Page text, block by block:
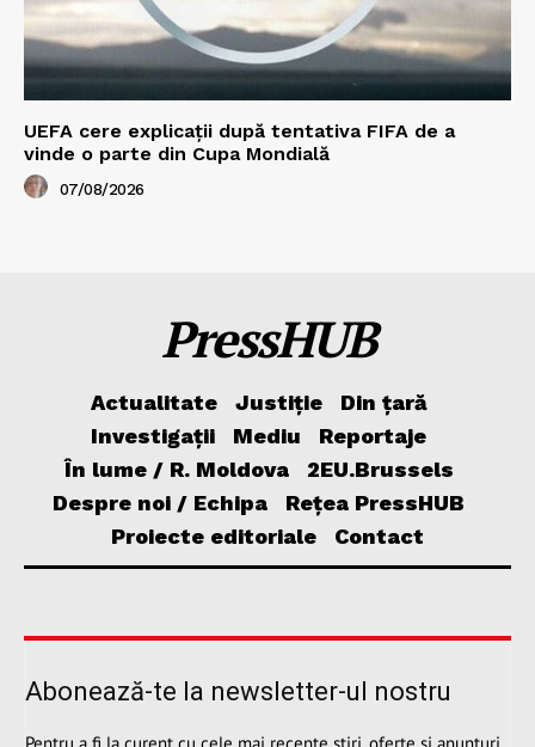
UEFA cere explicații după tentativa FIFA de a
vinde o parte din Cupa Mondială
07/08/2026
PressHUB
Actualitate Justiție
Din țară
Investigații
Mediu
Reportaje
În lume / R. Moldova
2EU.Brussels
Despre noi / Echipa
Rețea PressHUB
Proiecte editoriale
Contact
Abonează-te la newsletter-ul nostru